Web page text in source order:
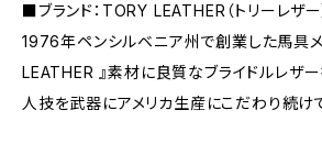
■ブランド：TORY LEATHER（トリーレザー
1976年ペンシルベニア州で創業した馬具
LEATHER 』素材に良質なブライドルレザ
人技を武器にアメリカ生産にこだわり続け